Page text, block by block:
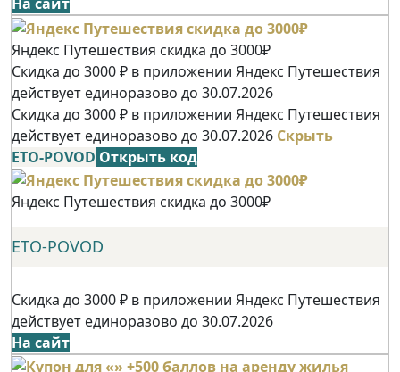
Яндекс Путешествия скидка до 3000₽
Скидка до 3000 ₽ в приложении Яндекс Путешествия
действует единоразово до 30.07.2026
Скидка до 3000 ₽ в приложении Яндекс Путешествия
действует единоразово до 30.07.2026 Скрыть
ETO-POVOD Открыть код
Яндекс Путешествия скидка до 3000₽
ETO-POVOD
Скидка до 3000 ₽ в приложении Яндекс Путешествия
действует единоразово до 30.07.2026
На сайт